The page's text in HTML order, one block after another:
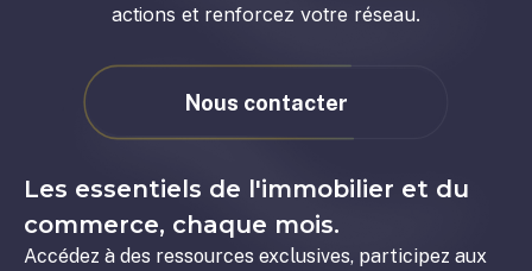
actions et renforcez votre réseau.
Nous contacter
Les essentiels de l'immobilier et du
commerce, chaque mois.
Accédez à des ressources exclusives, participez aux